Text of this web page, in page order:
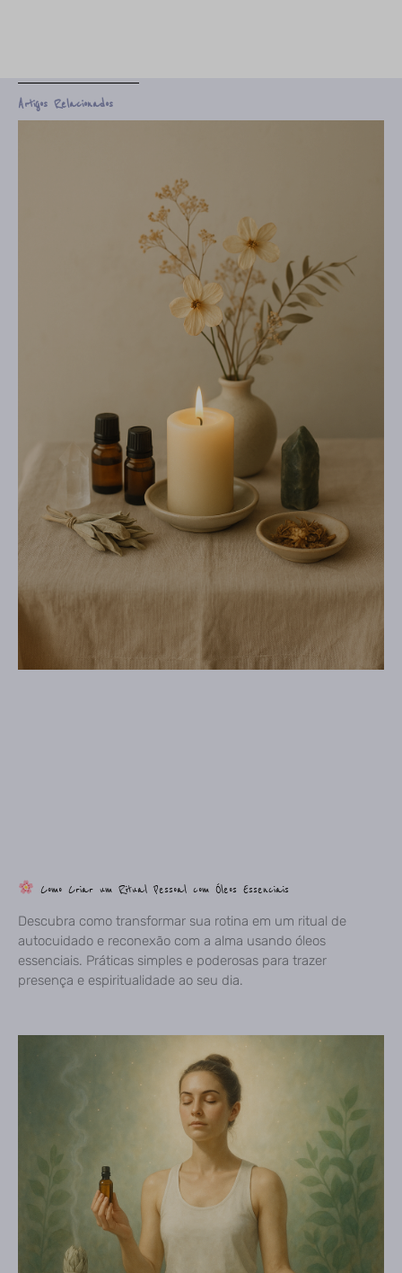
Artigos Relacionados
Como Criar um Ritual Pessoal com Óleos Essenciais
Descubra como transformar sua rotina em um ritual de
autocuidado e reconexão com a alma usando óleos
essenciais. Práticas simples e poderosas para trazer
presença e espiritualidade ao seu dia.